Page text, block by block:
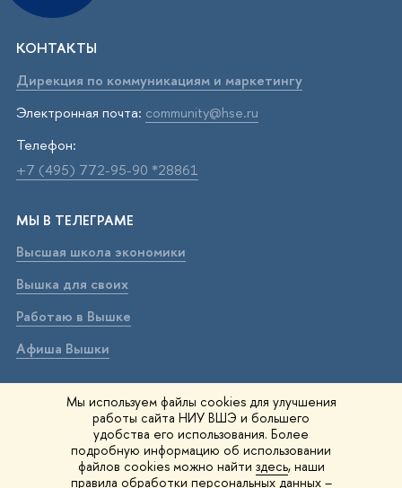
Мы используем файлы cookies для улучшения
работы сайта НИУ ВШЭ и большего
удобства его использования. Более
подробную информацию об использовании
файлов cookies можно найти здесь, наши
правила обработки персональных данных –
КОНТАКТЫ
Дирекция по коммуникациям и маркетингу
Электронная почта: community@hse.ru
Телефон:
+7 (495) 772-95-90 *28861
МЫ В ТЕЛЕГРАМЕ
Высшая школа экономики
Вышка для своих
Работаю в Вышке
Афиша Вышки
ВЫШКА В МАХ
Высшая школа экономики
Вышка для своих